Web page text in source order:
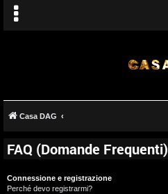
Casa DAG
FAQ (Domande Frequenti)
Connessione e registrazione
Perché devo registrarmi?